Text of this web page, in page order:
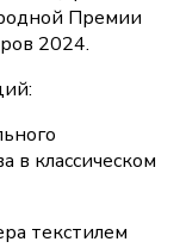
Премии
2024.
в классическом
текстилем